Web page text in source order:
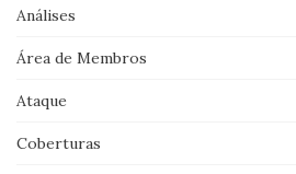
Análises
Área de Membros
Ataque
Coberturas